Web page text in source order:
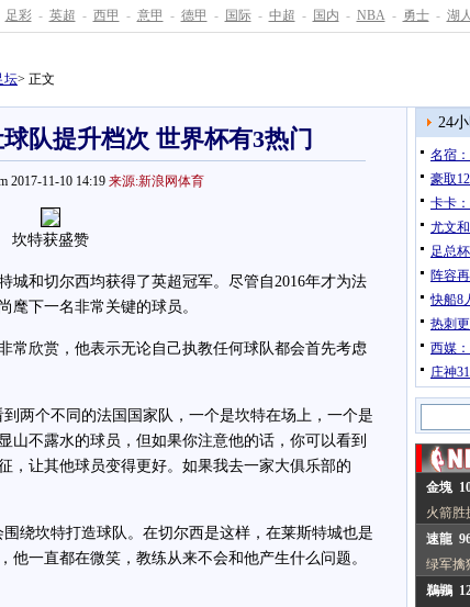
足彩 - 英超 - 西甲 - 意甲 - 德甲 - 国际 - 中超 - 国内 - NBA - 勇士 - 湖人
坛> 正文
队提升档次 世界杯有3热门
2017-11-10 14:19 来源:新浪网体育
坎特获盛赞
和切尔西均获得了英超冠军。尽管自2016年才为法
麾下一名非常关键的球员。
欣赏，他表示无论自己执教任何球队都会首先考虑
个不同的法国国家队，一个是坎特在场上，一个是
山不露水的球员，但如果你注意他的话，你可以看到
，让其他球员变得更好。如果我去一家大俱乐部的
坎特打造球队。在切尔西是这样，在莱斯特城也是
他一直都在微笑，教练从来不会和他产生什么问题。
24
名宿
豪取
卡卡
尤文
足总
阵容
快船8
热刺
西媒
庄神
金塊
火箭胜
速龍
绿军擒
鵜鶘